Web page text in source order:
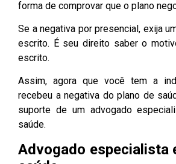
forma de comprovar que o plano
Se a negativa por presencial, exija
escrito. É seu direito saber o
escrito.
Assim, agora que você tem a
recebeu a negativa do plano de
suporte de um advogado
saúde.
Advogado especialista